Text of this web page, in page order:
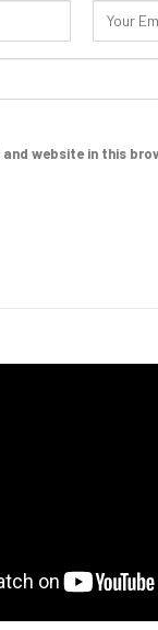
and website in this